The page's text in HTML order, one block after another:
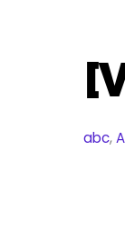
abc,